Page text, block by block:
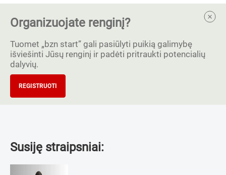
Organizuojate renginį?
Tuomet „bzn start” gali pasiūlyti puikią galimybę
išviešinti Jūsų renginį ir padėti pritraukti potencialių
dalyvių.
REGISTRUOTI
Susiję straipsniai: